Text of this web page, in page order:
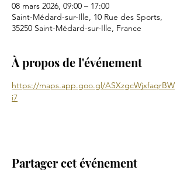
08 mars 2026, 09:00 – 17:00
Saint-Médard-sur-Ille, 10 Rue des Sports,
35250 Saint-Médard-sur-Ille, France
À propos de l'événement
https://maps.app.goo.gl/ASXzgcWjxfaqrBW
i7
Partager cet événement